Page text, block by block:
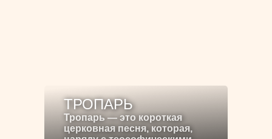
ТРОПАРЬ
Тропарь — это короткая
церковная песня, которая,